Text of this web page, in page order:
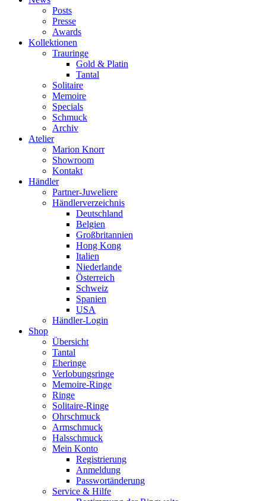
Posts
Presse
Awards
Kollektionen
Trauringe
Gold & Platin
Tantal
Solitaire
Memoire
Specials
Schmuck
Archiv
Atelier
Marion Knorr
Showroom
Kontakt
Händler
Partner-Juweliere
Händlerverzeichnis
Deutschland
Belgien
Großbritannien
Hong Kong
Italien
Niederlande
Österreich
Schweiz
Spanien
USA
Händler-Login
Shop
Übersicht
Tantal
Eheringe
Verlobungsringe
Memoire-Ringe
Ringe
Solitaire-Ringe
Ohrschmuck
Armschmuck
Halsschmuck
Mein Konto
Registrierung
Anmeldung
Passwortänderung
Service & Hilfe